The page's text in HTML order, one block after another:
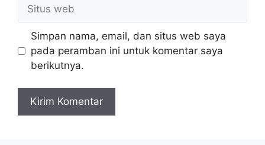
web
Simpan nama, email, dan situs web saya
pada peramban ini untuk komentar saya
berikutnya.